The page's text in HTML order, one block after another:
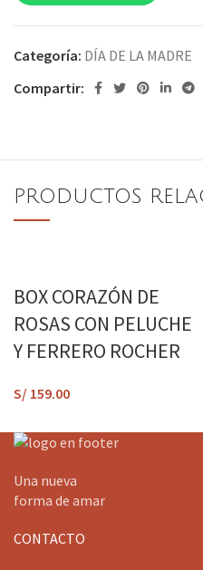
Categoría: DÍA DE LA MADRE
Compartir:
PRODUCTOS
BOX CORAZÓN DE
ROSAS CON PELUCHE
Y FERRERO ROCHER
S/ 159.00
Una nueva
forma de amar
CONTACTO